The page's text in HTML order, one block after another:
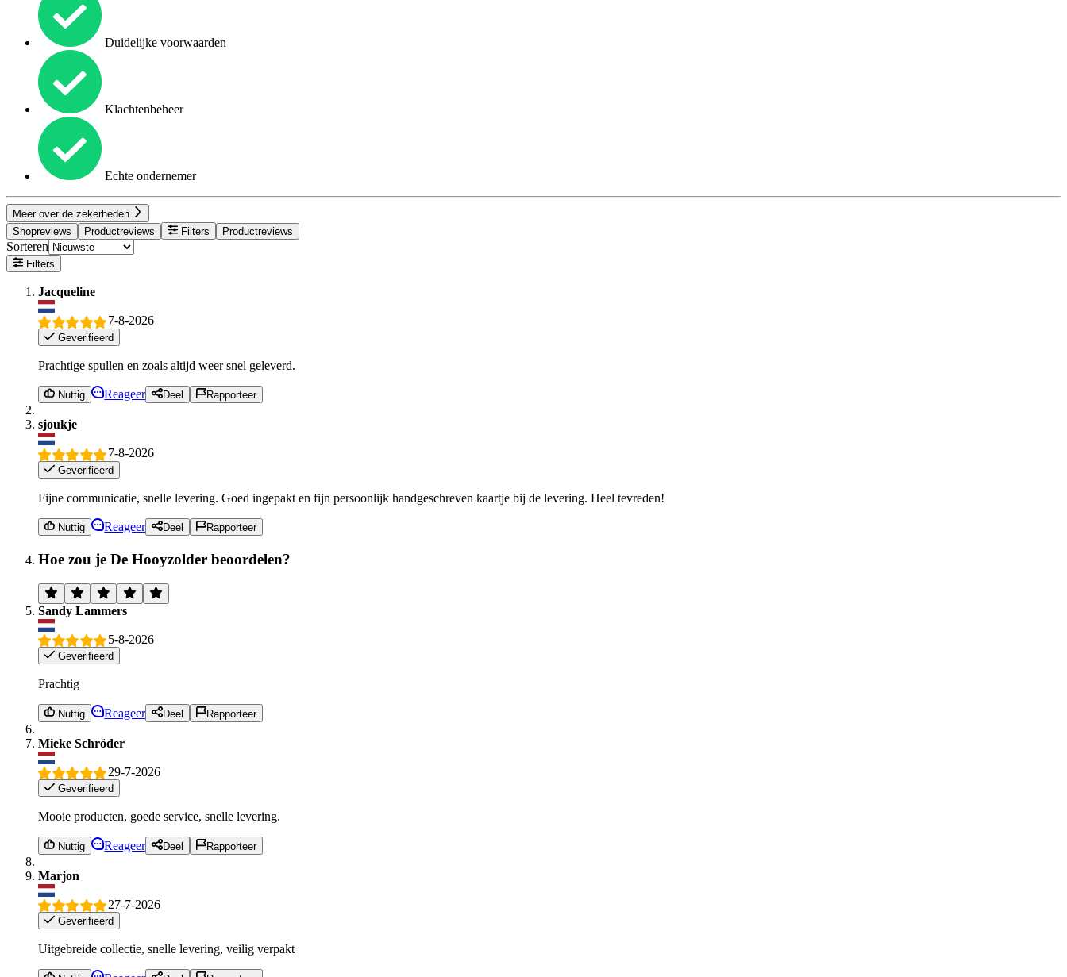
Duidelijke voorwaarden
Klachtenbeheer
Echte ondernemer
Meer over de zekerheden
Shopreviews
Productreviews Filters Productreviews
Sorteren
Filters
Jacqueline
7-8-2026
Geverifieerd
Prachtige spullen en zoals altijd weer snel geleverd.
Nuttig Reageer Deel Rapporteer
sjoukje
7-8-2026
Geverifieerd
Fijne communicatie, snelle levering. Goed ingepakt en fijn persoonlijk handgeschreven kaartje bij de levering. Heel tevreden!
Nuttig Reageer Deel Rapporteer
Hoe zou je De Hooyzolder beoordelen?
Sandy Lammers
5-8-2026
Geverifieerd
Prachtig
Nuttig Reageer Deel Rapporteer
Mieke Schröder
29-7-2026
Geverifieerd
Mooie producten, goede service, snelle levering.
Nuttig Reageer Deel Rapporteer
Marjon
27-7-2026
Geverifieerd
Uitgebreide collectie, snelle levering, veilig verpakt